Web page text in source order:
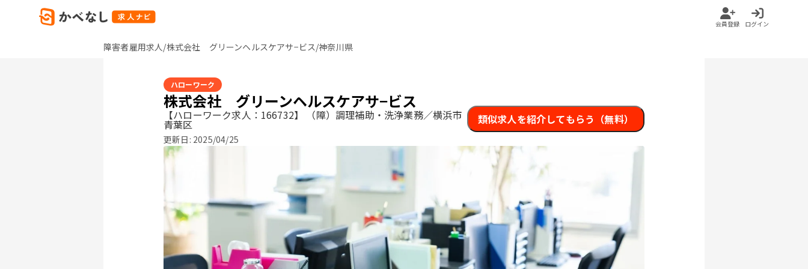
会員登録 ログイン
障害者雇用求人/株式会社 グリーンヘルスケアサ−ビス/神奈川県
ハローワーク
株式会社 グリーンヘルスケアサ−ビス
【ハローワーク求人：166732】 （障）調理補助・洗浄業務／横浜市
青葉区
更新日: 2025/04/25
類似求人を紹介してもらう（無料）